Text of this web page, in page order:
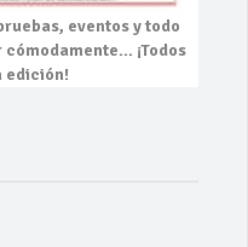
eventosy todo
cómodamente… ¡Todos
edición!